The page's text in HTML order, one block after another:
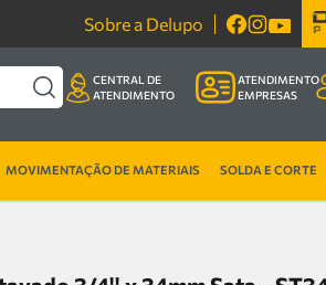
Sobre a Delupo
CENTRAL DE
ATENDIMENTO
ATENDIMENTO
EMPRESAS
MOVIMENTAÇÃO DE MATERIAIS SOLDA E CORTE